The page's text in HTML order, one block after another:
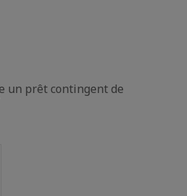
un prêt contingent de